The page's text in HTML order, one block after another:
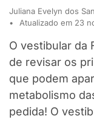
Juliana Evelyn dos
Atualizado em 23
O vestibular da
de revisar os
que podem
metabolismo
pedida! O